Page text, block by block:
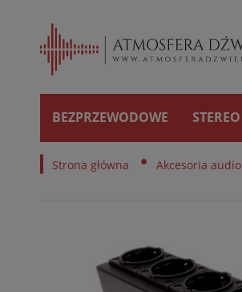
BEZPRZEWODOWE STEREO
Strona główna • Akcesoria audio